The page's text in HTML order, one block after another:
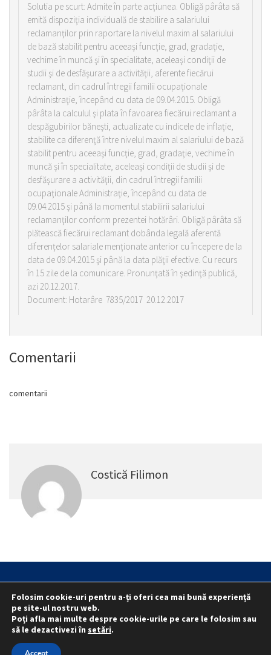
Solutia pe scurt: Admite în parte acţiunea. Obligă pârâta să
emită dispoziţia individuală de stabilire a salariului
reclamanţilor prin raportare la nivelul maxim al salariului
de bază stabilit pentru aceeaşi funcţie, grad, gradaţie,
vechime în muncă şi în specialitate, aceleaşi condiţii de
studii şi de desfăşurare a activităţii, aferente fiecărui
reclamant, din cadrul întregii familii ocupaţionale
Administraţie, începând cu data de 09.04.2015. Obligă
pârâta la calculul şi plata în favoarea fiecărui reclamant a
despăgubirilor băneşti, actualizate cu indicele de inflaţie,
stabilite ca diferenţă între nivelul maxim al salariului de bază
stabilit pentru aceeaşi funcţie, grad, gradaţie, vechime în
muncă şi în specialitate, aceleaşi condiţii de studii şi de
desfăşurare a activităţii, din cadrul întregii familii
ocupaţionale Administraţie, începând cu data de
09.04.2015 şi până la momentul stabilirii salariului
reclamanţilor conform prezentei hotărâri. Obligă pârâta să
plătească fiecărui reclamant dobânda legală aferentă
diferenţelor salariale menţionate anterior cu începere de la
data de 09.04.2015 şi până la data plăţii efective. Cu recurs
în 15 zile de la comunicare. Pronunţată în şedinţă publică,
azi 20.12.2017.
Document: Hotarâre 7835/2017 20.12.2017
Comentarii
comentarii
Costică Filimon
Statut
Reprezentativitate M.A.I.
Reprezentativitate I.G.P.R. și I.P.J.-uri
Politica folosirii cookie-urilor
Politica de confidențialitate
Folosim cookie-uri pentru a-ți oferi cea mai bună experiență
pe site-ul nostru web.
Poți afla mai multe despre cookie-urile pe care le folosim sau
să le dezactivezi în setări.